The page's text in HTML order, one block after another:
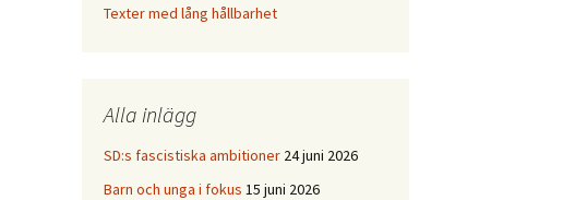
Texter med lång hållbarhet
Alla inlägg
SD:s fascistiska ambitioner 24 juni 2026
Barn och unga i fokus 15 juni 2026